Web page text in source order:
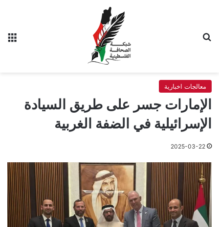
معالجات اخبارية
الإمارات جسر على طريق السيادة
الإسرائيلية في الضفة الغربية
2025-03-22